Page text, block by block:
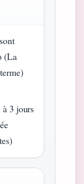
(La
3 jours